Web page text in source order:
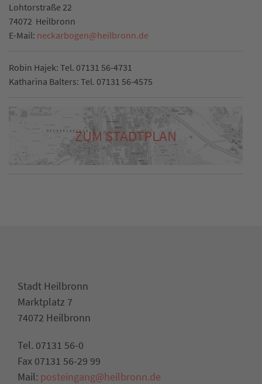
Lohtorstraße 22
74072 Heilbronn
E-Mail: neckarbogen@heilbronn.de
Robin Hajek: Tel. 07131 56-4731
Katharina Balters: Tel. 07131 56-4575
ZUM STADTPLAN
Stadt Heilbronn
Marktplatz 7
74072 Heilbronn
Tel. 07131 56-0
Fax 07131 56-29 99
Mail: posteingang@heilbronn.de